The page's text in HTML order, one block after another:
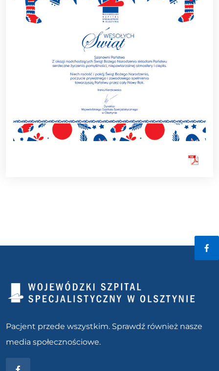
Pacjent przede wszystkim. Sprawdź również nasze
media społecznościowe.